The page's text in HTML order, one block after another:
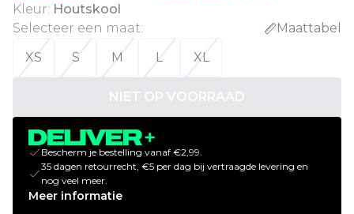
Kleur: Houtskool
Selecteer een maat:
Maattabel
XS
S M L XL
NIET OP VOORRAAD
Bescherm je bestelling vanaf €2,99.
35 dagen retourrecht, €5 per dag bij vertraagde levering en
nog veel meer.
Meer informatie